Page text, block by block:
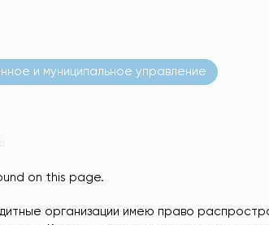
и муниципальное управление
on this page.
организации имею право